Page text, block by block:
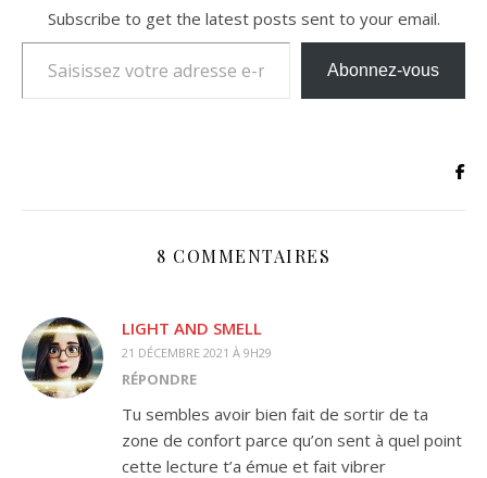
Subscribe to get the latest posts sent to your email.
Saisissez votre adresse e-mail…
Abonnez-vous
8 COMMENTAIRES
LIGHT AND SMELL
21 DÉCEMBRE 2021 À 9H29
RÉPONDRE
Tu sembles avoir bien fait de sortir de ta
zone de confort parce qu’on sent à quel point
cette lecture t’a émue et fait vibrer